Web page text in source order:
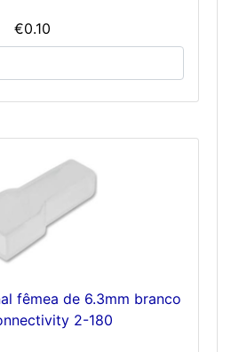
€0.10
fêmea de 6.3mm branco
2-180